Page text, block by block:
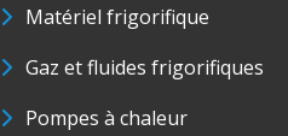
Matériel frigorifique
Gaz et fluides frigorifiques
Pompes à chaleur